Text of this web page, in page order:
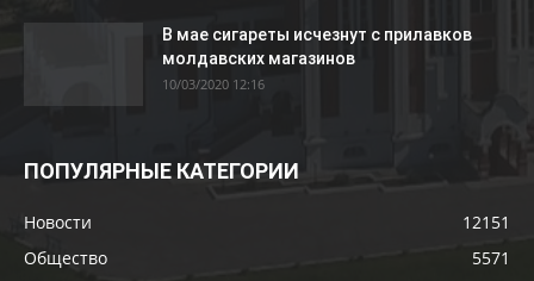
В мае сигареты исчезнут с прилавков
молдавских магазинов
10/03/2020 12:16
ПОПУЛЯРНЫЕ КАТЕГОРИИ
Новости
12151
Общество
5571